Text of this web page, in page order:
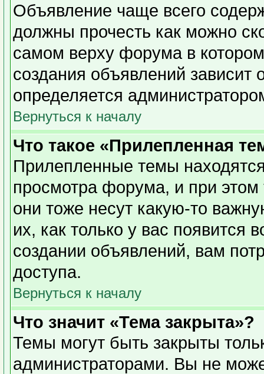
Объявление чаще всего
должны прочесть как можно
самом верху форума в
создания объявлений зависит
определяется
Вернуться к началу
Что такое «Прилепленная
Прилепленные темы
просмотра форума, и при
они тоже несут какую-то
их, как только у вас появится
создании объявлений, вам
доступа.
Вернуться к началу
Что значит «Тема закрыта»?
Темы могут быть закрыты
администраторами. Вы не